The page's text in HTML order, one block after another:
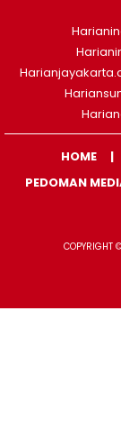
HOME
PEDOMAN
COPYRIGHT